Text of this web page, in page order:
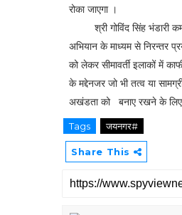
रोका जाएगा ।
श्री गोविंद सिंह भंडारी
अभियान के माध्यम से निरन्तर
को लेकर सीमावर्ती इलाकों में
के मद्देनजर जो भी तत्व या
अखंडता को बनाए रखने के लिए
Tags जयनगर#
Share This